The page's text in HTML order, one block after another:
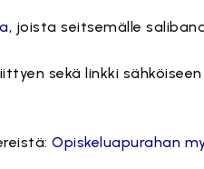
, joista seitsemälle
sekä linkki
Opiskeluapurahan